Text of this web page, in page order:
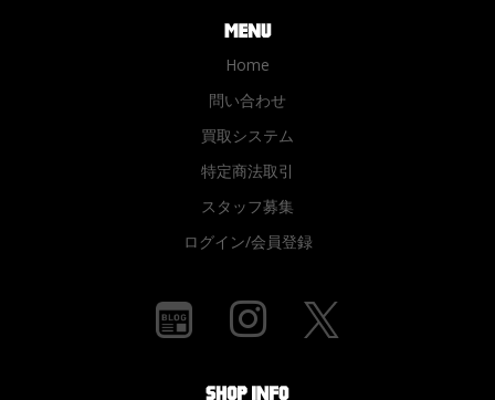
Home
問い合わせ
買取システム
特定商法取引
スタッフ募集
ログイン/会員登録